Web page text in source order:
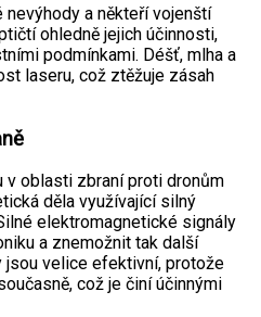
a někteří vojenští
ohledně jejich účinnosti,
podmínkami. Déšť, mlha a
laseru, což ztěžuje zásah
v oblasti zbraní proti dronům
děla využívající silný
elektromagnetické signály
a znemožnit tak další
jsou velice efektivní, protože
což je činí účinnými